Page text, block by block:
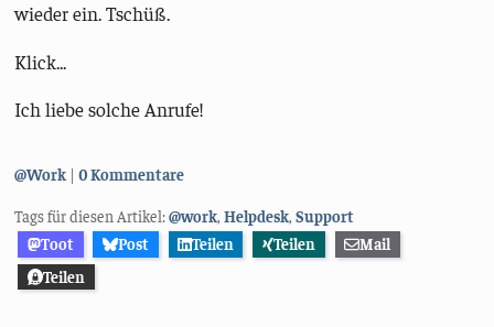
wieder ein. Tschüß.
Klick...
Ich liebe solche Anrufe!
Kategorien:
@Work 0 Kommentare
Tags für diesen Artikel:@work,Helpdesk,Support
Toot
Post Teilen Teilen
Mail
Teilen